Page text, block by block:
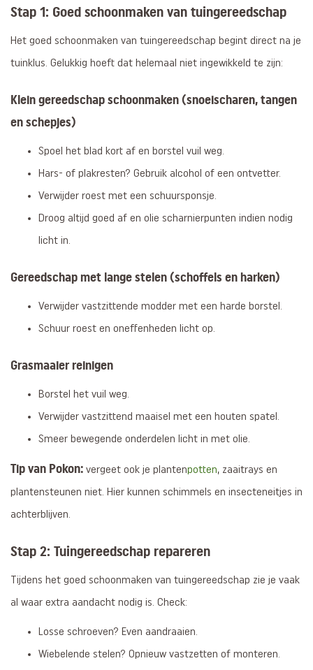
Stap 1: Goed schoonmaken van tuingereedschap
Het goed schoonmaken van tuingereedschap begint direct na je
tuinklus. Gelukkig hoeft dat helemaal niet ingewikkeld te zijn:
Klein gereedschap schoonmaken (snoeischaren, tangen
en schepjes)
Spoel het blad kort af en borstel vuil weg.
Hars- of plakresten? Gebruik alcohol of een ontvetter.
Verwijder roest met een schuursponsje.
Droog altijd goed af en olie scharnierpunten indien nodig
licht in.
Gereedschap met lange stelen (schoffels en harken)
Verwijder vastzittende modder met een harde borstel.
Schuur roest en oneffenheden licht op.
Grasmaaier reinigen
Borstel het vuil weg.
Verwijder vastzittend maaisel met een houten spatel.
Smeer bewegende onderdelen licht in met olie.
Tip van Pokon: vergeet ook je plantenpotten, zaaitrays en
plantensteunen niet. Hier kunnen schimmels en insecteneitjes in
achterblijven.
Stap 2: Tuingereedschap repareren
Tijdens het goed schoonmaken van tuingereedschap zie je vaak
al waar extra aandacht nodig is. Check:
Losse schroeven? Even aandraaien.
Wiebelende stelen? Opnieuw vastzetten of monteren.